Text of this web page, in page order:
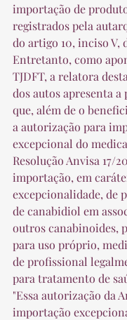
importação de
registrados pela
do artigo 10, inciso V,
Entretanto, como
TJDFT, a relatora
dos autos apresenta
que, além de o
a autorização para
excepcional do
Resolução Anvisa 17/
importação, em
excepcionalidade, de
de canabidiol em
outros canabinoides,
para uso próprio,
de profissional
para tratamento de
"Essa autorização da
importação